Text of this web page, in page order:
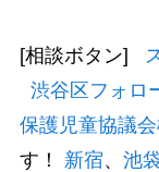
[相談ボタン]
渋谷区フォロ
保護児童協議
す！ 新宿、 池